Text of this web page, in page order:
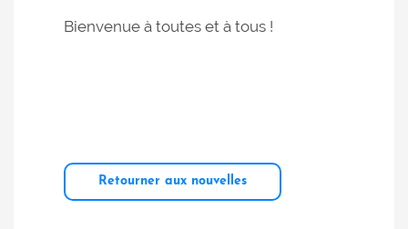
Bienvenue à toutes et à tous !
Retourner aux nouvelles